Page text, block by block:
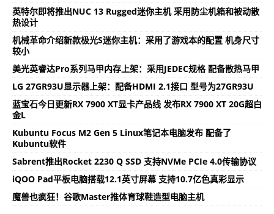
英特尔即将推出NUC 13 Rugged迷你主机 采用防尘机箱和被动散
热设计
机械革命介绍新款极光S迷你主机：采用了游戏本的配置 机身尺寸
较小
美光英睿达Pro系列马甲内存上架：采用JEDEC规格 配备散热马甲
LG 27GR93U显示器上架：配备HDMI 2.1接口 型号为27GR93U
蓝宝石今日更新RX 7900 XT显卡产品线 发布RX 7900 XT 20G超白
金L
Kubuntu Focus M2 Gen 5 Linux笔记本电脑发布 配备了
Kubuntu软件
Sabrent推出Rocket 2230 Q SSD 支持NVMe PCIe 4.0传输协议
iQOO Pad平板电脑搭载12.1英寸屏幕 支持10.7亿色真彩显示
魔兽也疯狂！谷歌Master推体育球鞋造型电脑主机